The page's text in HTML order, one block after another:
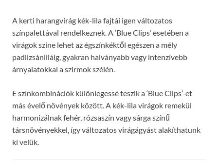
A kerti harangvirág kék-lila fajtái igen változatos
színpalettával rendelkeznek. A ‘Blue Clips’ esetében a
virágok színe lehet az égszínkéktől egészen a mély
padlizsánliláig, gyakran halványabb vagy intenzívebb
árnyalatokkal a szirmok szélén.
E színkombinációk különlegessé teszik a ‘Blue Clips’-et
más évelő növények között. A kék-lila virágok remekül
harmonizálnak fehér, rózsaszín vagy sárga színű
társnövényekkel, így változatos virágágyást alakíthatunk
ki velük.